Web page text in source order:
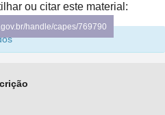
ou citar este material:
handle/capes/769790